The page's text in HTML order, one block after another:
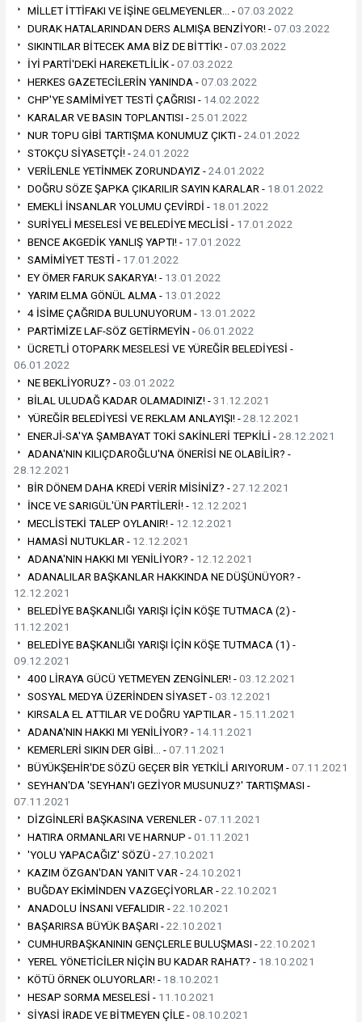
MİLLET İTTİFAKI VE İŞİNE GELMEYENLER… -07.03.2022
DURAK HATALARINDAN DERS ALMIŞA BENZİYOR! -07.03.2022
SIKINTILAR BİTECEK AMA BİZ DE BİTTİK! -07.03.2022
İYİ PARTİ'DEKİ HAREKETLİLİK -07.03.2022
HERKES GAZETECİLERİN YANINDA -07.03.2022
CHP'YE SAMİMİYET TESTİ ÇAĞRISI - 14.02.2022
KARALAR VE BASIN TOPLANTISI -25.01.2022
NUR TOPU GİBİ TARTIŞMA KONUMUZ ÇIKTI -24.01.2022
STOKÇU SİYASETÇİ! -24.01.2022
VERİLENLE YETİNMEK ZORUNDAYIZ -24.01.2022
DOĞRU SÖZE ŞAPKA ÇIKARILIR SAYIN KARALAR - 18.01.2022
EMEKLİ İNSANLAR YOLUMU ÇEVİRDİ - 18.01.2022
SURİYELİ MESELESİ VE BELEDİYE MECLİSİ - 17.01.2022
BENCE AKGEDİK YANLIŞ YAPTI! - 17.01.2022
SAMİMİYET TESTİ - 17.01.2022
EY ÖMER FARUK SAKARYA! - 13.01.2022
YARIM ELMA GÖNÜL ALMA - 13.01.2022
4 İSİME ÇAĞRIDA BULUNUYORUM - 13.01.2022
PARTİMİZE LAF-SÖZ GETİRMEYİN -06.01.2022
ÜCRETLİ OTOPARK MESELESİ VE YÜREĞİR BELEDİYESİ -
06.01.2022
NE BEKLİYORUZ? -03.01.2022
BİLAL ULUDAĞ KADAR OLAMADINIZ! -31.12.2021
YÜREĞİR BELEDİYESİ VE REKLAM ANLAYIŞI! -28.12.2021
ENERJİ-SA'YA ŞAMBAYAT TOKİ SAKİNLERİ TEPKİLİ -28.12.2021
ADANA'NIN KILIÇDAROĞLU'NA ÖNERİSİ NE OLABİLİR? -
28.12.2021
BİR DÖNEM DAHA KREDİ VERİR MİSİNİZ? -27.12.2021
İNCE VE SARIGÜL'ÜN PARTİLERİ! - 12.12.2021
MECLİSTEKİ TALEP OYLANIR! - 12.12.2021
HAMASİ NUTUKLAR - 12.12.2021
ADANA'NIN HAKKI MI YENİLİYOR? - 12.12.2021
ADANALILAR BAŞKANLAR HAKKINDA NE DÜŞÜNÜYOR? -
12.12.2021
BELEDİYE BAŞKANLIĞI YARIŞI İÇİN KÖŞE TUTMACA (2) -
11.12.2021
BELEDİYE BAŞKANLIĞI YARIŞI İÇİN KÖŞE TUTMACA (1) -
09.12.2021
400 LİRAYA GÜCÜ YETMEYEN ZENGİNLER! -03.12.2021
SOSYAL MEDYA ÜZERİNDEN SİYASET -03.12.2021
KIRSALA EL ATTILAR VE DOĞRU YAPTILAR - 15.11.2021
ADANA'NIN HAKKI MI YENİLİYOR? - 14.11.2021
KEMERLERİ SIKIN DER GİBİ… -07.11.2021
BÜYÜKŞEHİR'DE SÖZÜ GEÇER BİR YETKİLİ ARIYORUM -07.11.2021
SEYHAN'DA 'SEYHAN'I GEZİYOR MUSUNUZ?' TARTIŞMASI -
07.11.2021
DİZGİNLERİ BAŞKASINA VERENLER -07.11.2021
HATIRA ORMANLARI VE HARNUP -01.11.2021
'YOLU YAPACAĞIZ' SÖZÜ -27.10.2021
KAZIM ÖZGAN'DAN YANIT VAR -24.10.2021
BUĞDAY EKİMİNDEN VAZGEÇİYORLAR -22.10.2021
ANADOLU İNSANI VEFALIDIR -22.10.2021
BAŞARIRSA BÜYÜK BAŞARI -22.10.2021
CUMHURBAŞKANININ GENÇLERLE BULUŞMASI -22.10.2021
YEREL YÖNETİCİLER NİÇİN BU KADAR RAHAT? - 18.10.2021
KÖTÜ ÖRNEK OLUYORLAR! - 18.10.2021
HESAP SORMA MESELESİ - 11.10.2021
SİYASİ İRADE VE BİTMEYEN ÇİLE -08.10.2021